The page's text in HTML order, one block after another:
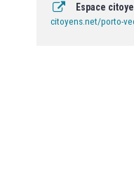
Espace
citoyens.net/porto-